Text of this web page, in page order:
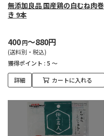
無添加良品 国産鶏の白むね肉巻
き 9本
400円～880円
(送料別・税込)
獲得ポイント : 5 ～
詳細 カートに入れる